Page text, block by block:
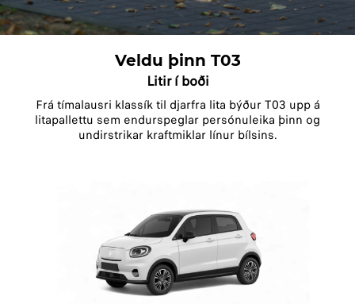
Veldu þinn T03
Litir í boði
Frá tímalausri klassík til djarfra lita býður T03 upp á
litapallettu sem endurspeglar persónuleika þinn og
undirstrikar kraftmiklar línur bílsins.